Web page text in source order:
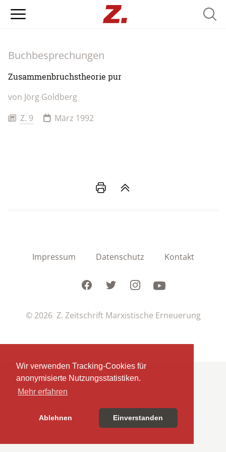
Wir verwenden Tracking-Cookies für
anonymisierte Nutzungsstatistiken.
Mehr erfahren
Ablehnen Einverstanden
Buchbesprechungen
Zusammenbruchstheorie pur
von Jörg Goldberg
Z. 9
März 1992
Impressum Datenschutz Kontakt
FacebookTwitterInstagramYoutube
© 2026 Z. Zeitschrift Marxistische Erneuerung